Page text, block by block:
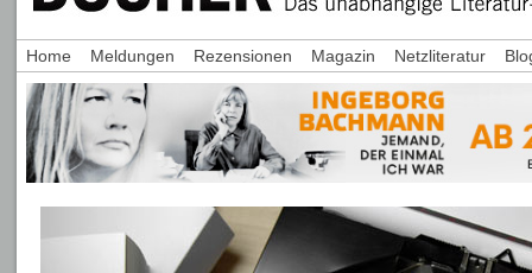
Home Meldungen Rezensionen Magazin Netzliteratur